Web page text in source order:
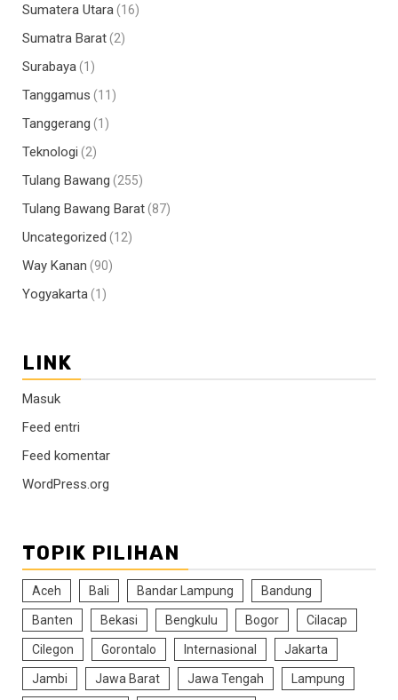
Sumatera Utara(16)
Sumatra Barat(2)
Surabaya(1)
Tanggamus (11)
Tanggerang (1)
Teknologi (2)
Tulang Bawang (255)
Tulang Bawang Barat(87)
Uncategorized (12)
Way Kanan (90)
Yogyakarta(1)
LINK
Masuk
Feed entri
Feed komentar
WordPress.org
TOPIK PILIHAN
Aceh Bali Bandar Lampung Bandung
Banten Bekasi Bengkulu Bogor Cilacap
Cilegon Gorontalo Internasional Jakarta
Jambi Jawa Barat Jawa Tengah Lampung